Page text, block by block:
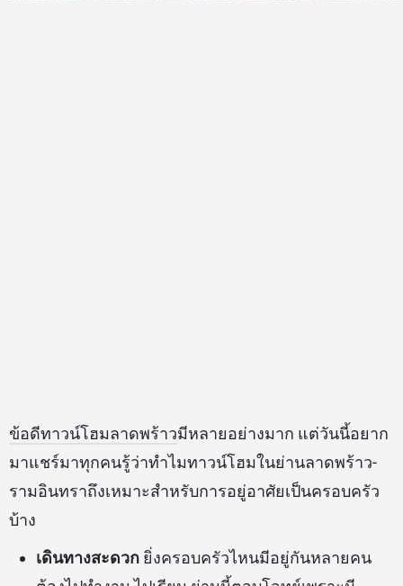
ข้อดีทาวน์โฮมลาดพร้าวมีหลายอย่างมาก แต่วันนี้อยาก
มาแชร์มาทุกคนรู้ว่าทำไมทาวน์โฮมในย่านลาดพร้าว-
รามอินทราถึงเหมาะสำหรับการอยู่อาศัยเป็นครอบครัว
บ้าง
เดินทางสะดวก ยิ่งครอบครัวไหนมีอยู่กันหลายคน